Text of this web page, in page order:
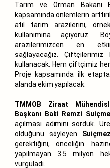
Tarım ve Orman Bakanı
kapsamında önlemlerin
atıl tarım arazilerini,
kullanımına açıyoruz.
arazilerimizden en
sağlayacağız.
kullanacak. Hem çiftçimiz
Proje kapsamında ilk
alanda ekim yapılacak.
TMMOB Ziraat
Başkanı Baki Remzi
açılması adımını sorduk.
olduğunu söyleyen
gerektiğini, önceliğin
yapılmayan 3.5 milyon
vurguladı.